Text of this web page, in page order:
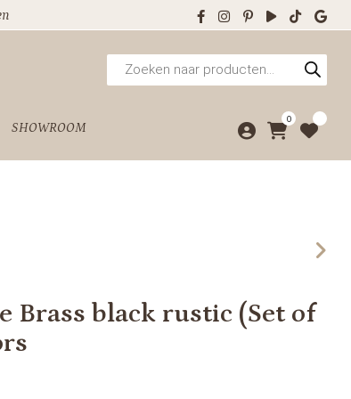
Producten
zoeken
SHOWROOM
0
Brass black rustic (Set of